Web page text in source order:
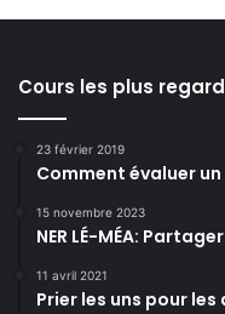
Cours les plus
23 février 2019
Comment évaluer
15 novembre 2023
NER LÉ-MÉA:
11 avril 2021
Prier les uns pour les